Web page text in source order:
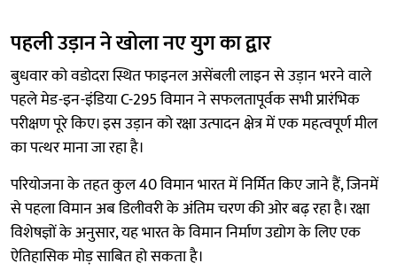
पहली उड़ान ने खोला नए युग का द्वार
बुधवार को वडोदरा स्थित फाइनल असेंबली लाइन से उड़ान भरने वाले
पहले मेड-इन-इंडिया C-295 विमान ने सफलतापूर्वक सभी प्रारंभिक
परीक्षण पूरे किए। इस उड़ान को रक्षा उत्पादन क्षेत्र में एक महत्वपूर्ण मील
का पत्थर माना जा रहा है।
परियोजना के तहत कुल 40 विमान भारत में निर्मित किए जाने हैं, जिनमें
से पहला विमान अब डिलीवरी के अंतिम चरण की ओर बढ़ रहा है। रक्षा
विशेषज्ञों के अनुसार, यह भारत के विमान निर्माण उद्योग के लिए एक
ऐतिहासिक मोड़ साबित हो सकता है।